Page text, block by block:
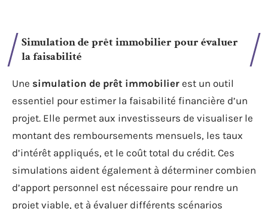
Simulation de prêt immobilier pour évaluer
la faisabilité
Une simulation de prêt immobilier est un outil
essentiel pour estimer la faisabilité financière d’un
projet. Elle permet aux investisseurs de visualiser le
montant des remboursements mensuels, les taux
d’intérêt appliqués, et le coût total du crédit. Ces
simulations aident également à déterminer combien
d’apport personnel est nécessaire pour rendre un
projet viable, et à évaluer différents scénarios